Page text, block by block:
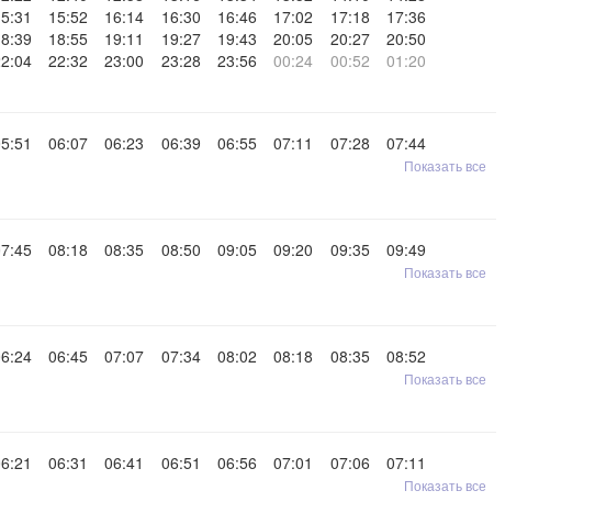
15:52 16:14 16:30 16:46 17:02 17:18
17:36
18:55 19:11 19:27 19:43 20:05 20:27
20:50
22:32 23:00 23:28 23:56 00:24 00:52
01:20
06:07 06:23 06:39 06:55 07:11 07:28
07:44
Показать все
08:18 08:35 08:50 09:05 09:20 09:35
09:49
Показать все
06:45 07:07 07:34 08:02 08:18 08:35
08:52
Показать все
06:31 06:41 06:51 06:56 07:01 07:06
07:11
Показать все